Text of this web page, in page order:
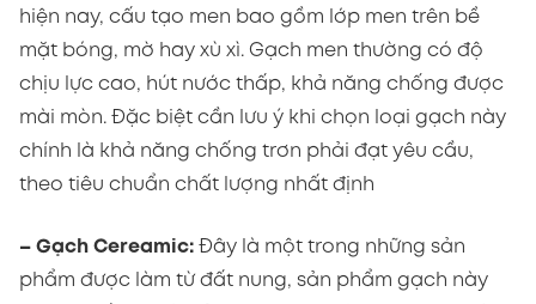
hiện nay, cấu tạo men bao gồm lớp men trên bề
mặt bóng, mờ hay xù xì. Gạch men thường có độ
chịu lực cao, hút nước thấp, khả năng chống được
mài mòn. Đặc biệt cần lưu ý khi chọn loại gạch này
chính là khả năng chống trơn phải đạt yêu cầu,
theo tiêu chuẩn chất lượng nhất định
– Gạch Cereamic: Đây là một trong những sản
phẩm được làm từ đất nung, sản phẩm gạch này